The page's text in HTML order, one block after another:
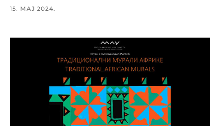
15. МАЈ 2024.